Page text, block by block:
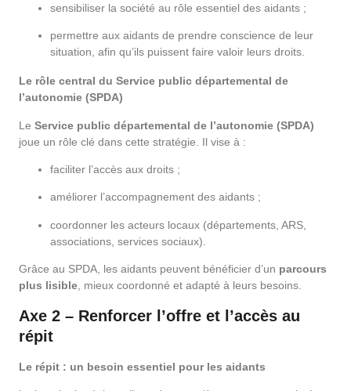
sensibiliser la société au rôle essentiel des aidants ;
permettre aux aidants de prendre conscience de leur
situation, afin qu’ils puissent faire valoir leurs droits.
Le rôle central du Service public départemental de
l’autonomie (SPDA)
Le Service public départemental de l’autonomie (SPDA)
joue un rôle clé dans cette stratégie. Il vise à :
faciliter l’accès aux droits ;
améliorer l’accompagnement des aidants ;
coordonner les acteurs locaux (départements, ARS,
associations, services sociaux).
Grâce au SPDA, les aidants peuvent bénéficier d’un parcours
plus lisible, mieux coordonné et adapté à leurs besoins.
Axe 2 – Renforcer l’offre et l’accès au
répit
Le répit : un besoin essentiel pour les aidants